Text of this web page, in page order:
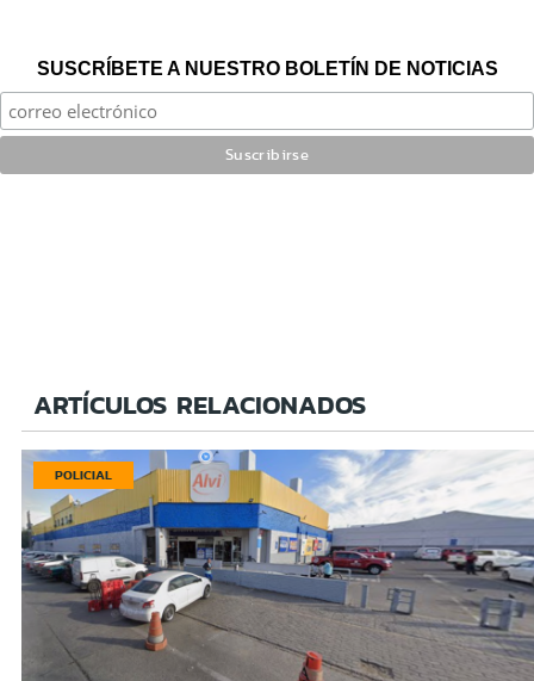
SUSCRÍBETE A NUESTRO BOLETÍN DE NOTICIAS
ARTÍCULOS RELACIONADOS
POLICIAL